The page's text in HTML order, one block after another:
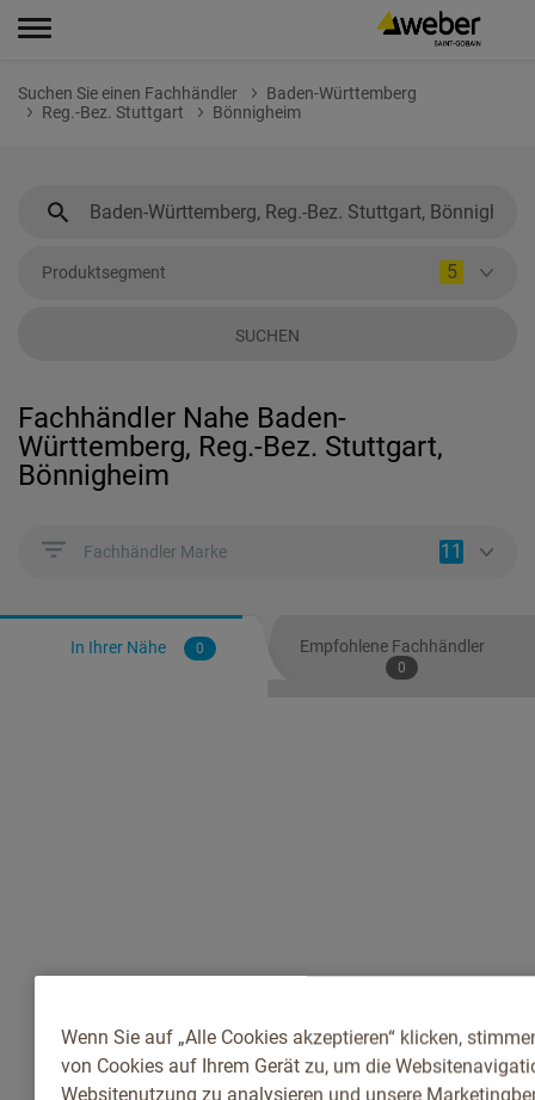
Suchen Sie einen Fachhändler
Baden-Württemberg
Reg.-Bez. Stuttgart
Bönnigheim
Produktsegment 5
SUCHEN
Fachhändler Nahe Baden-
Württemberg, Reg.-Bez. Stuttgart,
Bönnigheim
Fachhändler Marke 11
In Ihrer Nähe 0 Empfohlene Fachhändler
0
Wenn Sie auf „Alle Cookies akzeptieren“ klicken,
von Cookies auf Ihrem Gerät zu, um die
Websitenutzung zu analysieren und unsere